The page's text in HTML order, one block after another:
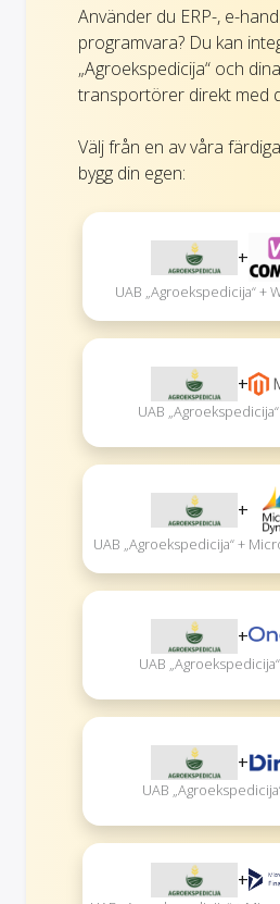
Använder du ERP-, e-
programvara? Du kan
„Agroekspedicija“ och
transportörer direkt med
Välj från en av våra
bygg din egen:
+
UAB „Agroekspedicija“ +
+
UAB
+
UAB „Agroekspedicija“ +
+
UAB
+
UAB
+